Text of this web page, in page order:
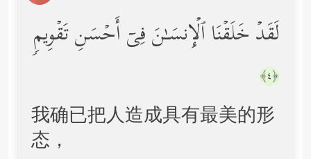
لَقَدۡ خَلَقۡنَا ٱلۡإِنسَـٰنَ فِیۤ أَحۡسَنِ تَقۡوِیمࣲ
﴿٤﴾
我确已把人造成具有最美的形
态，